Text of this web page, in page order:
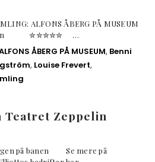
ALFONS ÅBERG PÅ MUSEUM
✮✮✮✮✮ …
ÅBERG PÅ MUSEUM, Benni
, Louise Frevert,
Teatret Zeppelin
på banen Se mere på